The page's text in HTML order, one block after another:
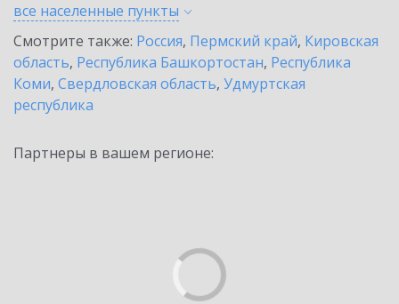
все населенные пункты
Смотрите также: Россия, Пермский край, Кировская
область, Республика Башкортостан, Республика
Коми, Свердловская область, Удмуртская
республика
Партнеры в вашем регионе: